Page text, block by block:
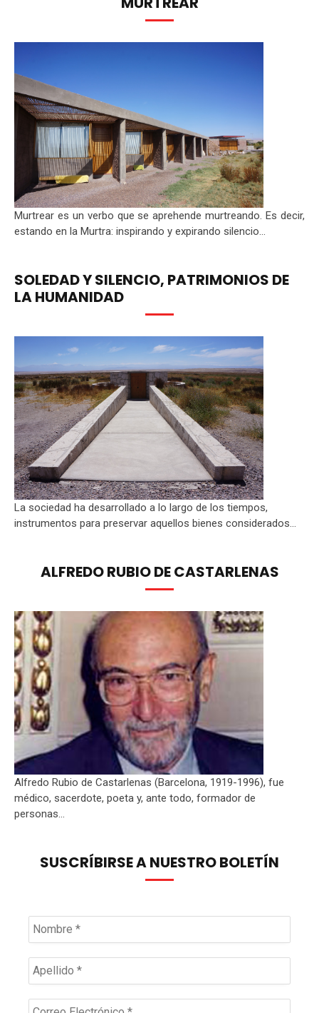
Murtrear es un verbo que se aprehende murtreando. Es decir,
estando en la Murtra: inspirando y expirando silencio...
SOLEDAD Y SILENCIO, PATRIMONIOS DE
LA HUMANIDAD
La sociedad ha desarrollado a lo largo de los tiempos,
instrumentos para preservar aquellos bienes considerados...
ALFREDO RUBIO DE CASTARLENAS
Alfredo Rubio de Castarlenas (Barcelona, 1919-1996), fue
médico, sacerdote, poeta y, ante todo, formador de
personas...
SUSCRÍBIRSE A NUESTRO BOLETÍN